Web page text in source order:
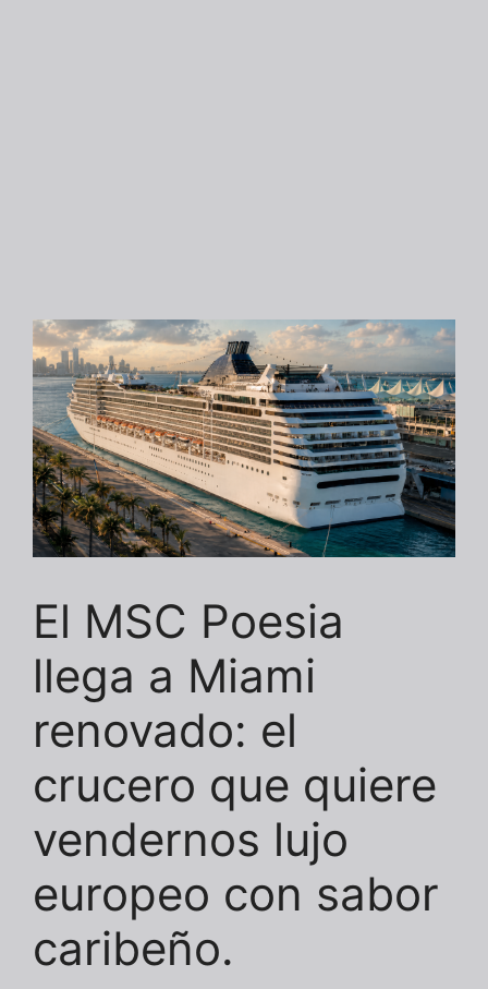
El MSC Poesia
llega a Miami
renovado: el
crucero que quiere
vendernos lujo
europeo con sabor
caribeño.